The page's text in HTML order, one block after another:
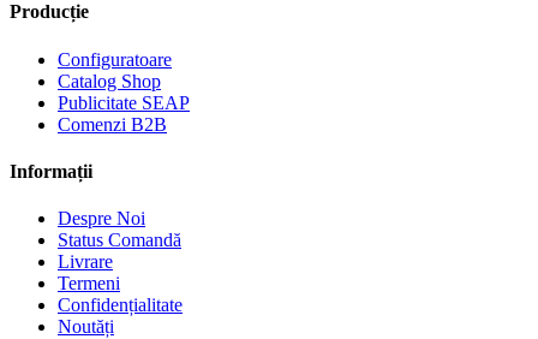
Producție
Configuratoare
Catalog Shop
Publicitate SEAP
Comenzi B2B
Informații
Despre Noi
Status Comandă
Livrare
Termeni
Confidențialitate
Noutăți